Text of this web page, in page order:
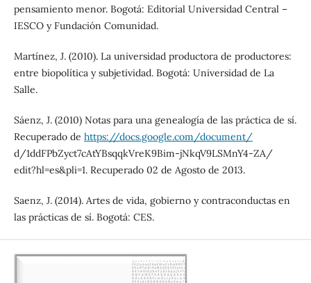
pensamiento menor. Bogotá: Editorial Universidad Central –
IESCO y Fundación Comunidad.
Martínez, J. (2010). La universidad productora de productores:
entre biopolítica y subjetividad. Bogotá: Universidad de La
Salle.
Sáenz, J. (2010) Notas para una genealogía de las práctica de sí.
Recuperado de https://docs.google.com/document/
d/1ddFPbZyct7cAtYBsqqkVreK9Bim-jNkqV9LSMnY4-ZA/
edit?hl=es&pli=1. Recuperado 02 de Agosto de 2013.
Saenz, J. (2014). Artes de vida, gobierno y contraconductas en
las prácticas de sí. Bogotá: CES.